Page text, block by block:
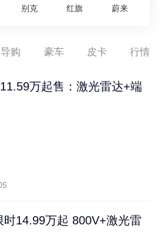
别克 红旗 蔚来
导购 豪车 皮卡 行情
万起售：激光雷达+端
14.99万起 800V+激光雷